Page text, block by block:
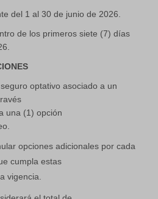
del 1 al 30 de junio de 2026.
de los primeros siete (7) días
optativo asociado a un
una (1) opción
opciones adicionales por cada
cumpla estas
vigencia.